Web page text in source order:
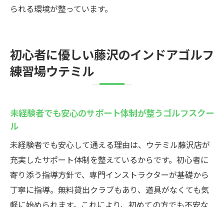
られる環境が整っています。
初心者に優しい藤沢のインドアゴルフ
練習場ウテミル
未経験者でも安心のサポート体制が整うゴルフスクー
ル
未経験者でも安心して通える理由は、ウテミル藤沢店が
充実したサポート体制を整えているからです。初心者に
寄り添う指導方針で、専門インストラクターが基礎から
丁寧に指導。無料貸出クラブもあり、道具がなくても気
軽に始められます。これにより、初めての方でも不安な